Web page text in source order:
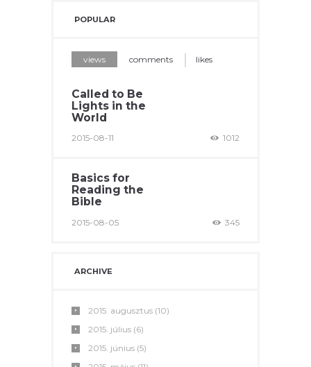
POPULAR
views comments likes
Called to Be
Lights in the
World
2015-08-11 1012
Basics for
Reading the
Bible
2015-08-05 345
ARCHIVE
2015. augusztus (10)
2015. július (6)
2015. június (5)